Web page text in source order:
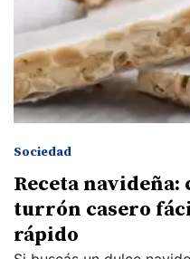
Sociedad
Receta navideña:
turrón casero
rápido